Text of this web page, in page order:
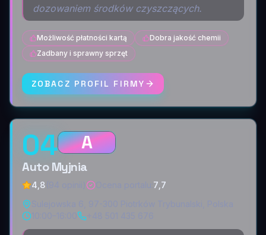
dozowaniem środków czyszczących.
Możliwość płatności kartą
Dobra jakość chemii
Zadbany i sprawny sprzęt
ZOBACZ PROFIL FIRMY
04 A
Auto Myjnia
4,8
7,7